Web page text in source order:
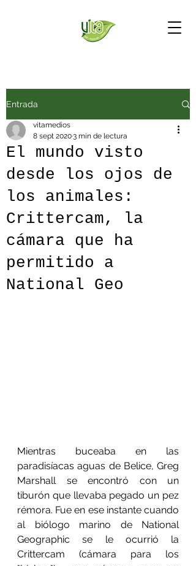
Entrada
El mundo visto
desde los ojos de
los animales:
Crittercam, la
cámara que ha
permitido a
National Geo
vitamedios
8 sept 20203 min de lectura
Mientras buceaba en las
paradisíacas aguas de Belice, Greg
Marshall se encontró con un
tiburón que llevaba pegado un pez
rémora. Fue en ese instante cuando
al biólogo marino de National
Geographic se le ocurrió la
Crittercam (cámara para los